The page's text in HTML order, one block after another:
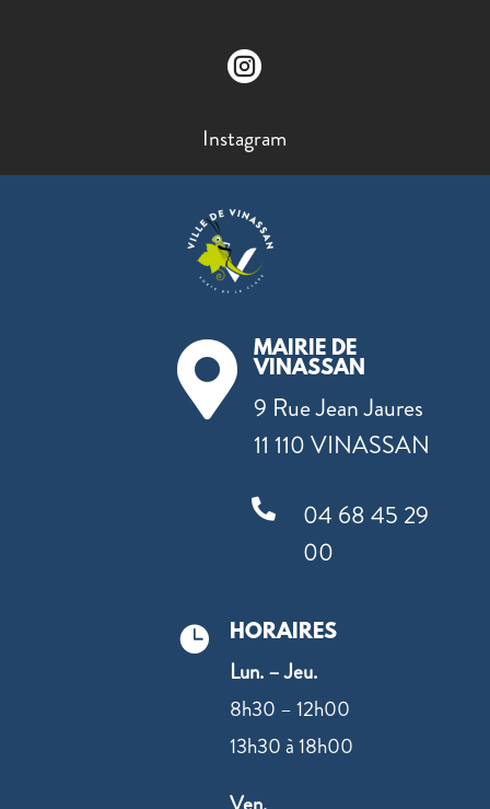

Instagram

MAIRIE DE
VINASSAN
9 Rue Jean Jaures
11 110 VINASSAN

04 68 45 29
00
 HORAIRES
Lun. – Jeu.
8h30 – 12h00
13h30 à 18h00